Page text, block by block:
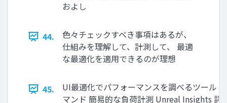
およし
44.
色々チェックすべき事項はあるが、
仕組みを理解して、計測して、 最適
な最適化を適用できるのが理想
45.
UI最適化でパフォーマンスを調べるツール
マンド 簡易的な負荷計測 Unreal Insights 詳